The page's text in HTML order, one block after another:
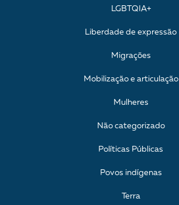
LGBTQIA+
Liberdade de expressão
Migrações
Mobilização e articulação
Mulheres
Não categorizado
Políticas Públicas
Povos indígenas
Terra